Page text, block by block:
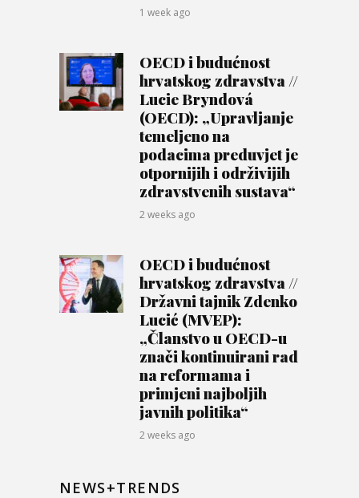
1 week ago
OECD i budućnost
hrvatskog zdravstva //
Lucie Bryndová
(OECD): „Upravljanje
temeljeno na
podacima preduvjet je
otpornijih i održivijih
zdravstvenih sustava“
2 weeks ago
OECD i budućnost
hrvatskog zdravstva //
Državni tajnik Zdenko
Lucić (MVEP):
„Članstvo u OECD-u
znači kontinuirani rad
na reformama i
primjeni najboljih
javnih politika“
2 weeks ago
NEWS+TRENDS